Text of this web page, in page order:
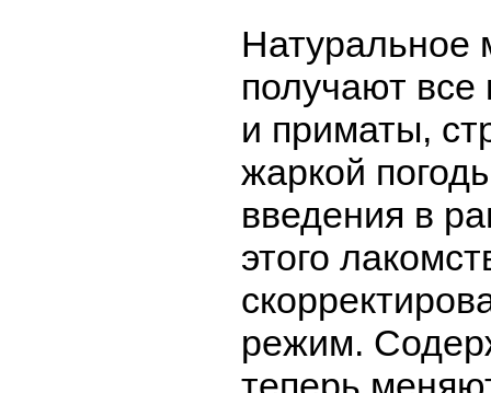
Натуральное
получают
и приматы,
жаркой
введения в
этого
режим.